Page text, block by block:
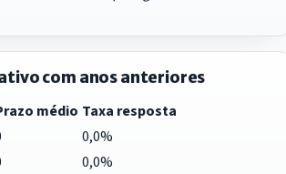
com anos anteriores
médio Taxa resposta
0,0%
0,0%